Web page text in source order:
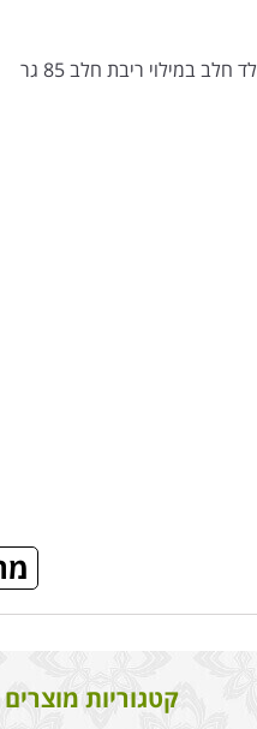
קטגוריות מוצרים